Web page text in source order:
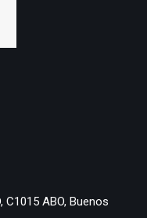
ABO, Buenos